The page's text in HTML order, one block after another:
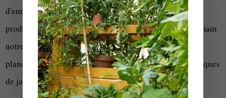
d'empowerment personnel. En prenant le contrôle de la
production de nos propres graines, nous reprenons en main
notre alimentation, notre santé, et notre impact sur la
planète. Ce processus n'est pas juste une série de techniques
de jardinage; il s'agit d'une philosophie de vie qui